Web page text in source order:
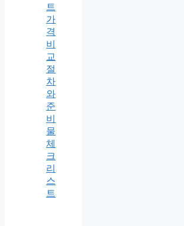
트
가
격
비
교
절
차
와
준
비
물
체
크
리
스
트